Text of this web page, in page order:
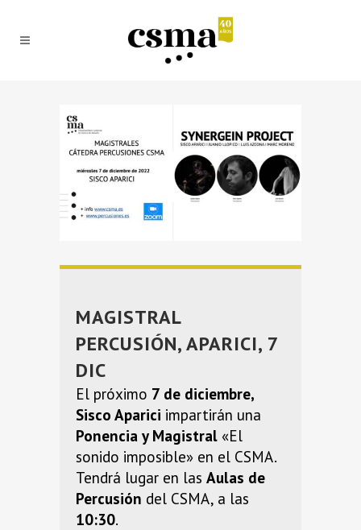
MAGISTRAL
PERCUSIÓN, APARICI, 7
DIC
El próximo 7 de diciembre,
Sisco Aparici impartirán una
Ponencia y Magistral «El
sonido imposible» en el CSMA.
Tendrá lugar en las Aulas de
Percusión del CSMA, a las
10:30.